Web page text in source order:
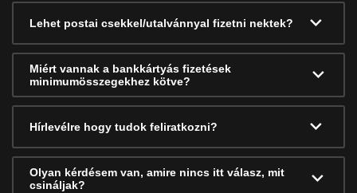
Lehet postai csekkel/utalvánnyal fizetni nektek?
Miért vannak a bankkártyás fizetések
minimumösszegekhez kötve?
Hírlevélre hogy tudok feliratkozni?
Olyan kérdésem van, amire nincs itt válasz, mit
csináljak?